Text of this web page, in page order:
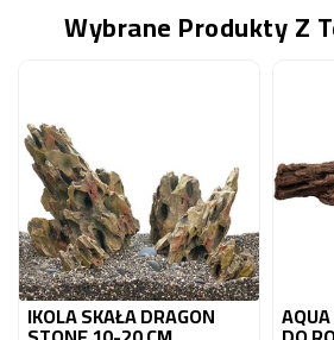
Wybrane Produkty Z
IKOLA SKAŁA DRAGON